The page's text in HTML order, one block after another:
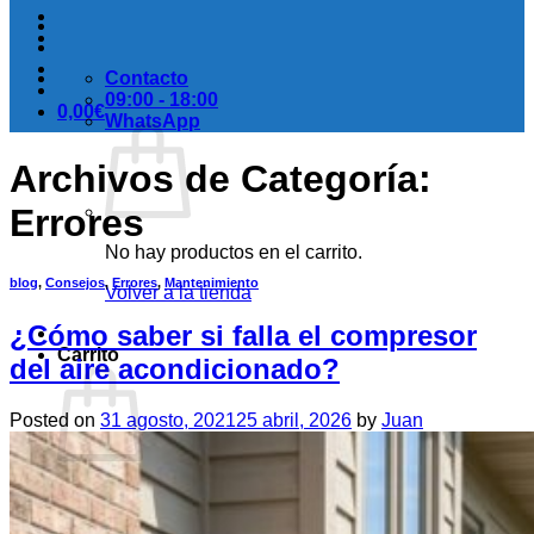
0,00€
No hay productos en el carrito.
Volver a la tienda
Carrito
No hay productos en el carrito.
Contacto
09:00 - 18:00
WhatsApp
Archivos de Categoría:
Errores
blog, Consejos, Errores, Mantenimiento
¿Cómo saber si falla el compresor
del aire acondicionado?
Posted on 31 agosto, 202125 abril, 2026 by Juan